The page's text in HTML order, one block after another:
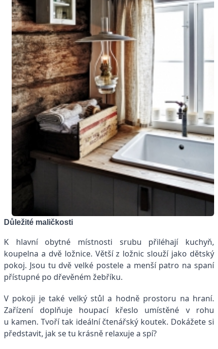
Důležité maličkosti
K hlavní obytné místnosti srubu přiléhají kuchyň,
koupelna a dvě ložnice. Větší z ložnic slouží jako dětský
pokoj. Jsou tu dvě velké postele a menší patro na spaní
přístupné po dřevěném žebříku.
V pokoji je také velký stůl a hodně prostoru na hraní.
Zařízení doplňuje houpací křeslo umístěné v rohu
u kamen. Tvoří tak ideální čtenářský koutek. Dokážete si
představit, jak se tu krásně relaxuje a spí?